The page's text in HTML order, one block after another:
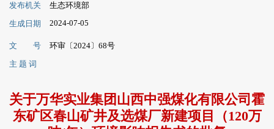
发布机关
生态环境部
生成日期
2024-07-05
文 号
环审〔2024〕68号
主 题 词
关于万华实业集团山西中强煤化有限公司霍
东矿区春山矿井及选煤厂新建项目（120万